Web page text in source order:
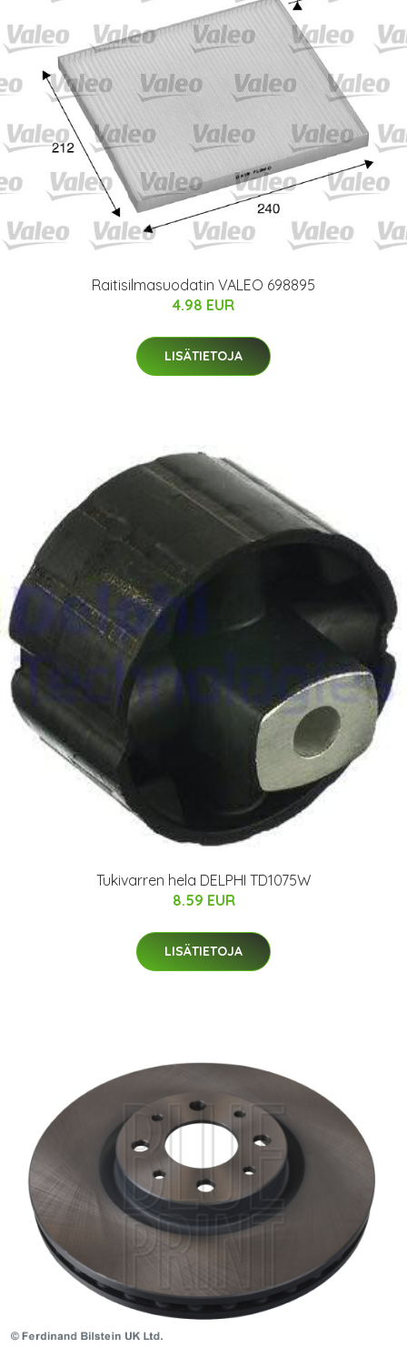
Raitisilmasuodatin VALEO 698895
4.98 EUR
LISÄTIETOJA
Tukivarren hela DELPHI TD1075W
8.59 EUR
LISÄTIETOJA